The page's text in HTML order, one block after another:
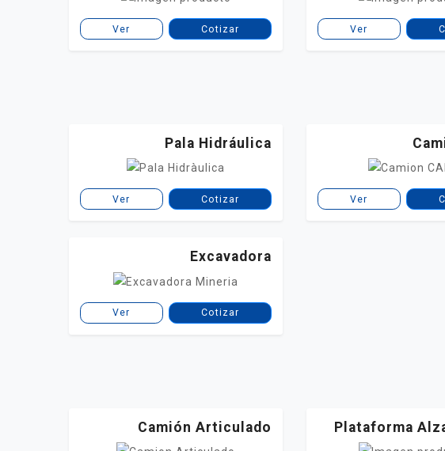
Ver Cotizar Ver
Pala Hidráulica
Ver Cotizar Ver
Excavadora
Ver Cotizar
Camión Articulado Plataforma